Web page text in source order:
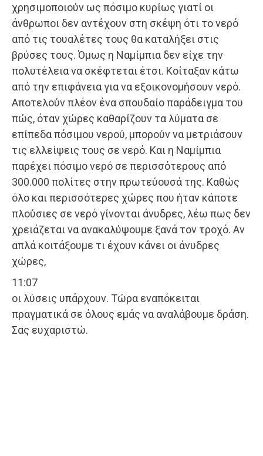
χρησιμοποιούν ως πόσιμο κυρίως γιατί οι
άνθρωποι δεν αντέχουν στη σκέψη ότι το νερό
από τις τουαλέτες τους θα καταλήξει στις
βρύσες τους. Όμως η Ναμίμπια δεν είχε την
πολυτέλεια να σκέφτεται έτσι. Κοίταξαν κάτω
από την επιφάνεια για να εξοικονομήσουν νερό.
Αποτελούν πλέον ένα σπουδαίο παράδειγμα του
πώς, όταν χώρες καθαρίζουν τα λύματα σε
επίπεδα πόσιμου νερού, μπορούν να μετριάσουν
τις ελλείψεις τους σε νερό. Και η Ναμίμπια
παρέχει πόσιμο νερό σε περισσότερους από
300.000 πολίτες στην πρωτεύουσά της. Καθώς
όλο και περισσότερες χώρες που ήταν κάποτε
πλούσιες σε νερό γίνονται άνυδρες, λέω πως δεν
χρειάζεται να ανακαλύψουμε ξανά τον τροχό. Αν
απλά κοιτάξουμε τι έχουν κάνει οι άνυδρες
χώρες,
11:07
οι λύσεις υπάρχουν. Τώρα εναπόκειται
πραγματικά σε όλους εμάς να αναλάβουμε δράση.
Σας ευχαριστώ.